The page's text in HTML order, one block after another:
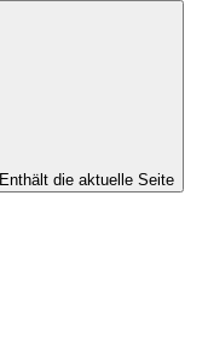
Enthält die aktuelle Seite